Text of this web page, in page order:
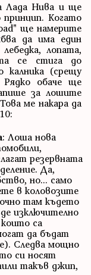
Лада Нива и ще
Когато
ще намерите
да има един
лопата,
се стига до
калника (срещу
Рядко обаче ще
за лошите
ме накара да
: Лоша нова
резервната
Да,
но... само
в коловозите
там където
изключително
са
да бъдат
Следва мощно
си носят
такъв джип,